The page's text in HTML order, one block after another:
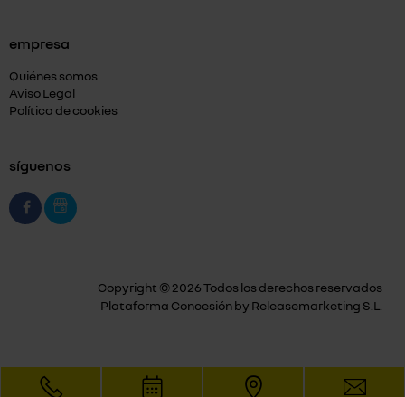
empresa
Quiénes somos
Aviso Legal
Política de cookies
síguenos
Copyright © 2026 Todos los derechos reservados
Plataforma Concesión by Releasemarketing S.L.